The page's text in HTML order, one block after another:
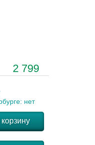
2 799
нет